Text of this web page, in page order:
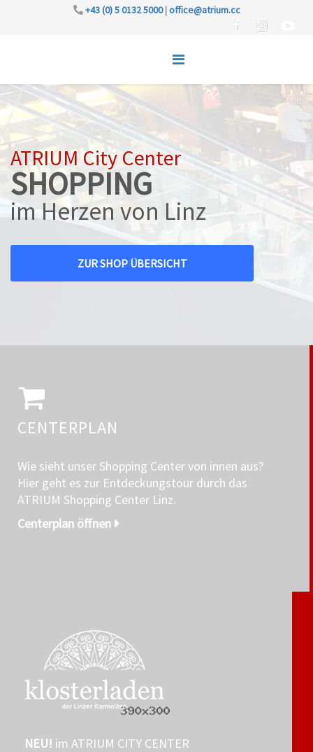
+43 (0) 5 0132 5000|office@atrium.cc
ATRIUM City Center
SHOPPING
im Herzen von Linz
ZUR SHOP ÜBERSICHT
CENTERPLAN
Wie sieht unser Shopping Center von innen aus?
Hier geht es zur Entdeckungstour durch das
ATRIUM Shopping Center Linz.
Centerplan öffnen
NEU! im ATRIUM CITY CENTER